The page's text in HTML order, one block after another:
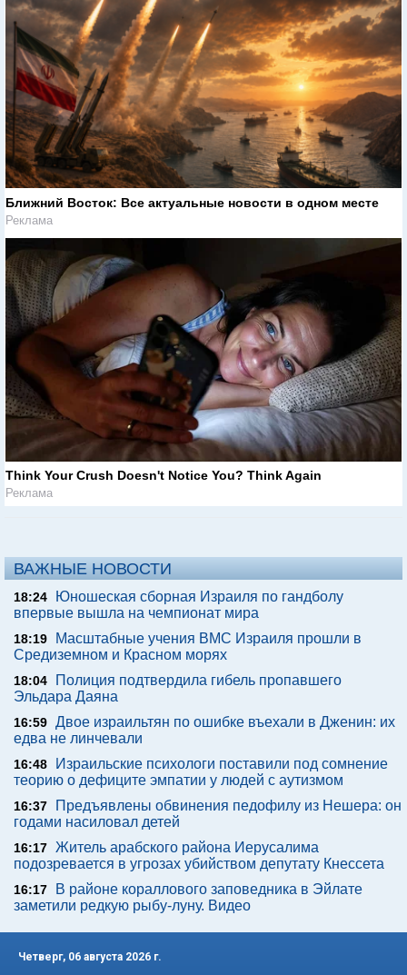
Ближний Восток: Все актуальные новости в одном месте
Реклама
Think Your Crush Doesn't Notice You? Think Again
Реклама
ВАЖНЫЕ НОВОСТИ
18:24
Юношеская сборная Израиля по гандболу
впервые вышла на чемпионат мира
18:19
Масштабные учения ВМС Израиля прошли в
Средиземном и Красном морях
18:04
Полиция подтвердила гибель пропавшего
Эльдара Даяна
16:59 Двое израильтян по ошибке въехали в Дженин: их
едва не линчевали
16:48
Израильские психологи поставили под сомнение
теорию о дефиците эмпатии у людей с аутизмом
16:37
Предъявлены обвинения педофилу из Нешера: он
годами насиловал детей
16:17 Житель арабского района Иерусалима
подозревается в угрозах убийством депутату Кнессета
16:17
В районе кораллового заповедника в Эйлате
заметили редкую рыбу-луну. Видео
Четверг, 06 августа 2026 г.